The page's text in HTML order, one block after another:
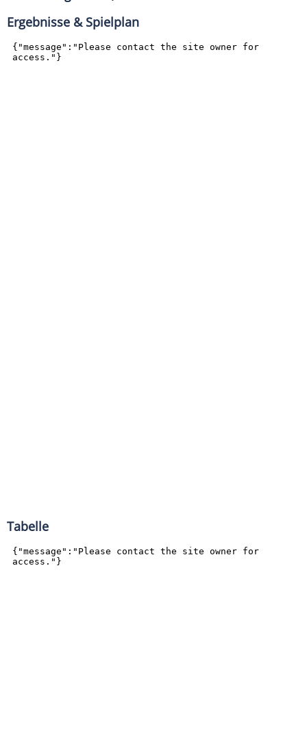
Ergebnisse & Spielplan
Tabelle